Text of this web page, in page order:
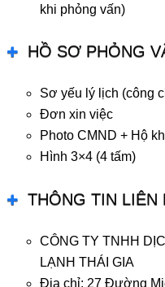
khi phỏng vấn)
HỒ SƠ PHỎNG
Sơ yếu lý lịch (công
Đơn xin việc
Photo CMND + Hộ
Hình 3×4 (4 tấm)
THÔNG TIN LIÊN
CÔNG TY TNHH
LẠNH THÁI GIA
Địa chỉ: 27 Đường